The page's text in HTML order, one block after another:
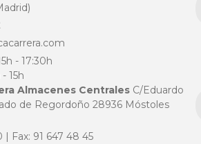
- 17:30h
15h
Almacenes CentralesC/Eduardo
de Regordoño 28936 Móstoles
| Fax: 91 647 48 45